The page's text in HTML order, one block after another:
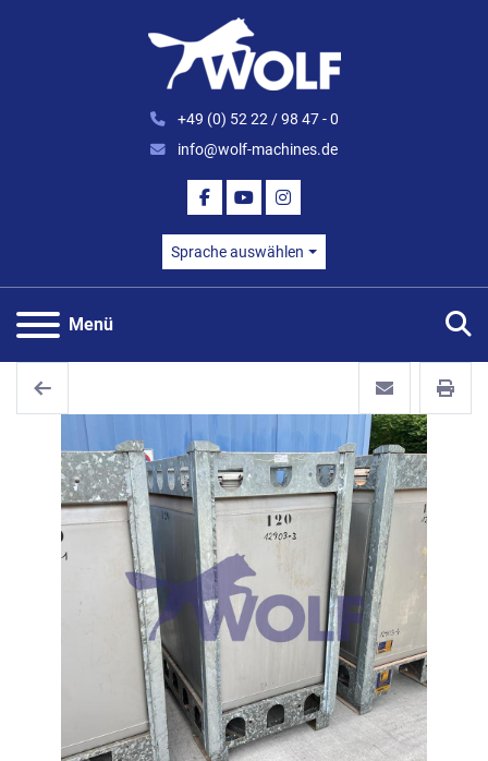
+49 (0) 52 22 / 98 47 - 0
info@wolf-machines.de
FACEBOOK
YOUTUBEINSTAGRAM
Sprache auswählen
Menü